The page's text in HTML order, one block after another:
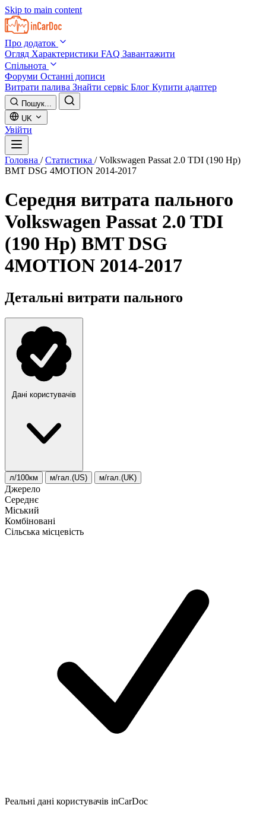
Skip to main content
Про додаток
Огляд Характеристики FAQ Завантажити
Спільнота
Форуми Останні дописи
Витрати палива Знайти сервіс Блог Купити адаптер
Пошук...
UK
Увійти
Головна / Статистика / Volkswagen Passat 2.0 TDI (190 Hp)
BMT DSG 4MOTION 2014-2017
Середня витрата пального
Volkswagen Passat 2.0 TDI
(190 Hp) BMT DSG
4MOTION 2014-2017
Детальні витрати пального
Дані користувачів
л/100км м/гал.(US) м/гал.(UK)
Джерело
Середнє
Міський
Комбіновані
Сільська місцевість
Реальні дані користувачів inCarDoc